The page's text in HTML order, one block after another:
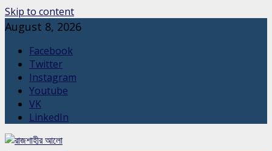
Skip to content
August 8, 2026
Facebook
Twitter
Instagram
Youtube
VK
LinkedIn